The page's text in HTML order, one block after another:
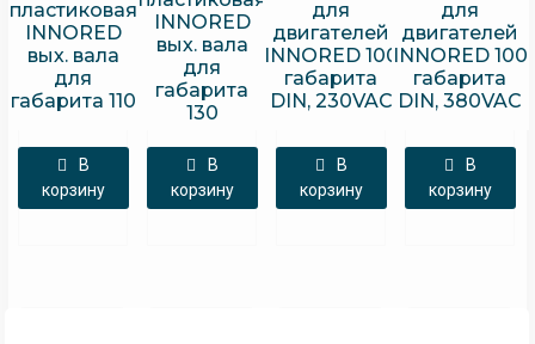
пластиковая
INNORED
вых. вала
для
габарита 110
В
корзину
INNORED
вых. вала
для
габарита
130
В
корзину
для
двигателей
INNORED 100
габарита
DIN, 230VAC
В
корзину
для
двигателей
INNORED 100
габарита
DIN, 380VAC
В
корзину